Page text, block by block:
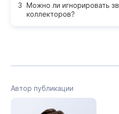
Можно ли игнорировать
коллекторов?
Автор публикации